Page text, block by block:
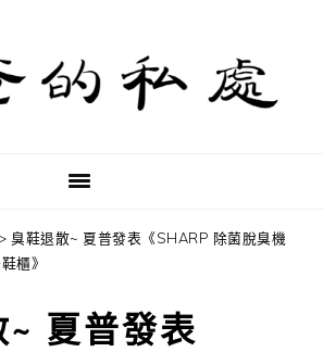
>臭鞋退散~ 夏普發表《SHARP 除菌脫臭機
櫃》
~ 夏普發表